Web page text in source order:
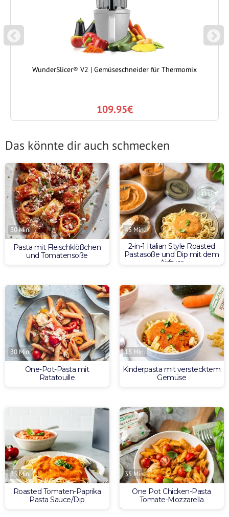
P
REVIOUS
WunderSlicer® V2 | Gemüseschneider für Thermomix
109.95€
N
EXT
Das könnte dir auch schmecken
30 Min.
Pasta mit Fleischklößchen
und Tomatensoße
45 Min.
2-in-1 Italian Style Roasted
Pastasoße und Dip mit dem
Airfryer
30 Min.
One-Pot-Pasta mit
Ratatouille
15 Min.
Kinderpasta mit verstecktem
Gemüse
35 Min.
Roasted Tomaten-Paprika
Pasta Sauce/Dip
35 Min.
One Pot Chicken-Pasta
Tomate-Mozzarella